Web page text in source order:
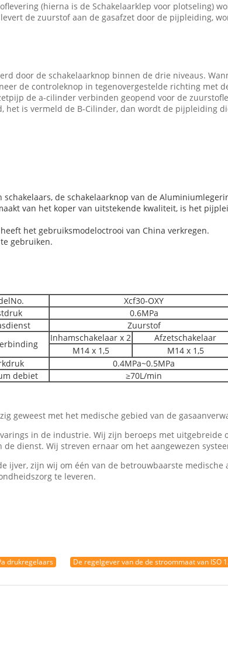
(hierna is de Schakelaarklep voor plotseling)
de zuurstof aan de gasafzet door de pijpleiding,
door de schakelaarknop binnen de drie niveaus.
de controleknop in tegenovergestelde richting met
de a-cilinder verbinden geopend voor de
het is vermeld de B-Cilinder, dan wordt de pijpleiding
schakelaars, de schakelaarknop van de
van het koper van uitstekende kwaliteit, is het
het gebruiksmodeloctrooi van China verkregen.
gebruiken.
Xcf30-OXY
0.6MPa
Zuurstof
Inhamschakelaar x 2
Afzetschakelaar
M14 x 1,5
M14 x 1,5
0.4MPa~0.5MPa
debiet
≥70L/min
geweest met het medische gebied van de
in de industrie. Wij zijn beroeps met
dienst. Wij streven ernaar om het aangewezen
ijver, zijn wij om één van de betrouwbaarste
te leveren.
drukregelaars De regelgever van de de stroommaat van ISO